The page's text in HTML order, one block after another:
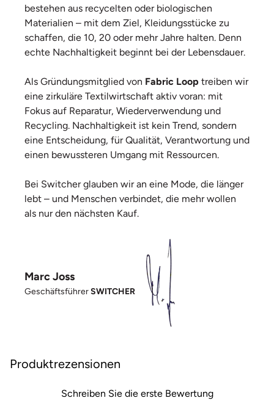
bestehen aus recycelten oder biologischen
Materialien – mit dem Ziel, Kleidungsstücke zu
schaffen, die 10, 20 oder mehr Jahre halten. Denn
echte Nachhaltigkeit beginnt bei der Lebensdauer.
Als Gründungsmitglied von Fabric Loop treiben wir
eine zirkuläre Textilwirtschaft aktiv voran: mit
Fokus auf Reparatur, Wiederverwendung und
Recycling. Nachhaltigkeit ist kein Trend, sondern
eine Entscheidung, für Qualität, Verantwortung und
einen bewussteren Umgang mit Ressourcen.
Bei Switcher glauben wir an eine Mode, die länger
lebt – und Menschen verbindet, die mehr wollen
als nur den nächsten Kauf.
Marc Joss
GeschäftsführerSWITCHER
Produktrezensionen
Schreiben Sie die erste Bewertung